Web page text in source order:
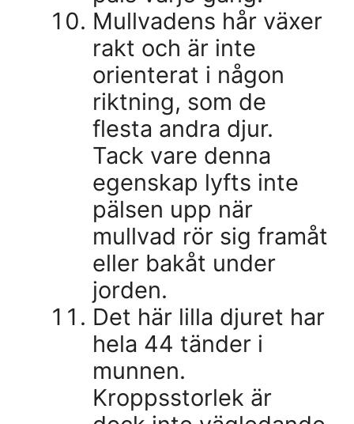
Mullvadens hår växer
rakt och är inte
orienterat i någon
riktning, som de
flesta andra djur.
Tack vare denna
egenskap lyfts inte
pälsen upp när
mullvad rör sig framåt
eller bakåt under
jorden.
Det här lilla djuret har
hela 44 tänder i
munnen.
Kroppsstorlek är